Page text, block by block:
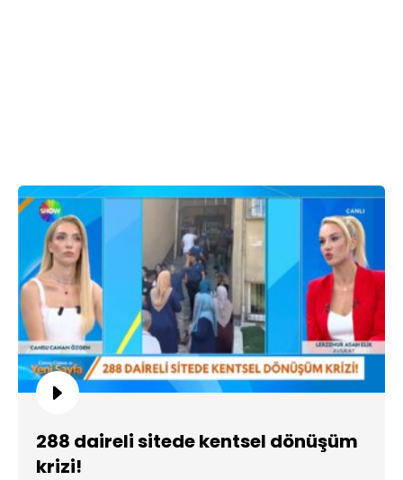
288 daireli sitede kentsel dönüşüm
krizi!